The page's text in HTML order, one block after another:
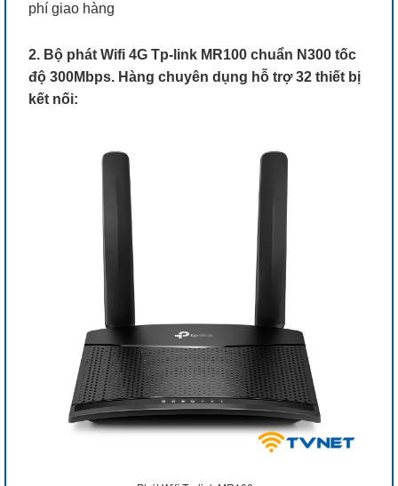
phí giao hàng
2. Bộ phát Wifi 4G Tp-link MR100 chuẩn N300 tốc
độ 300Mbps. Hàng chuyên dụng hỗ trợ 32 thiết bị
kết nối: